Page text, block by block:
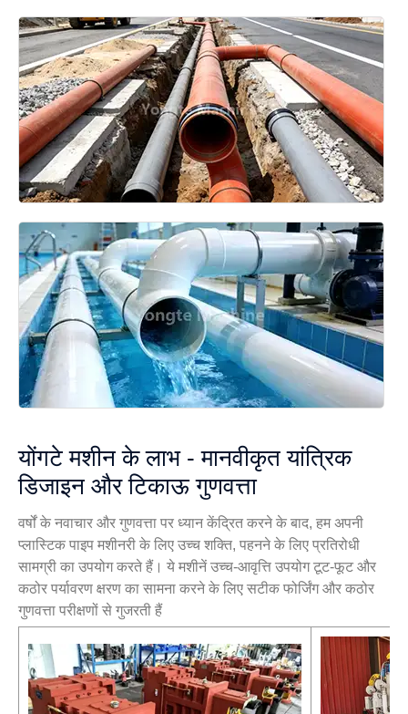
योंगटे मशीन के लाभ - मानवीकृत यांत्रिक
डिजाइन और टिकाऊ गुणवत्ता
वर्षों के नवाचार और गुणवत्ता पर ध्यान केंद्रित करने के बाद, हम अपनी
प्लास्टिक पाइप मशीनरी के लिए उच्च शक्ति, पहनने के लिए प्रतिरोधी
सामग्री का उपयोग करते हैं। ये मशीनें उच्च-आवृत्ति उपयोग टूट-फूट और
कठोर पर्यावरण क्षरण का सामना करने के लिए सटीक फोर्जिंग और कठोर
गुणवत्ता परीक्षणों से गुजरती हैं